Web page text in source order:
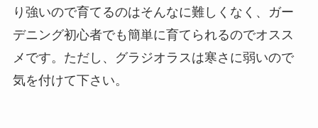
り強いので育てるのはそんなに難しくなく、ガー
デニング初心者でも簡単に育てられるのでオスス
メです。ただし、グラジオラスは寒さに弱いので
気を付けて下さい。